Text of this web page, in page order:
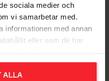
sociala medier och
vi samarbetar med.
informationen med annan
eller som de har
ALLA
till i favoriter
452
Lägg